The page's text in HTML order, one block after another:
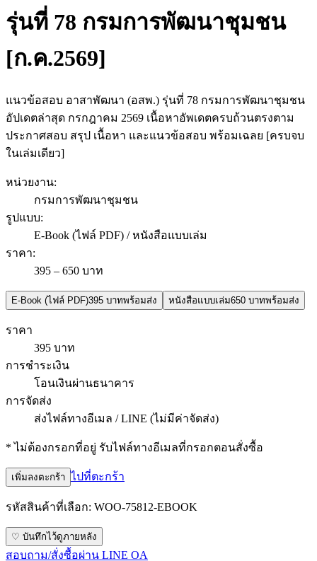
รุ่นที่ 78 กรมการพัฒนาชุมชน
[ก.ค.2569]
แนวข้อสอบ อาสาพัฒนา (อสพ.) รุ่นที่ 78 กรมการพัฒนาชุมชน
อัปเดตล่าสุด กรกฎาคม 2569 เนื้อหาอัพเดตครบถ้วนตรงตาม
ประกาศสอบ สรุป เนื้อหา และแนวข้อสอบ พร้อมเฉลย [ครบจบ
ในเล่มเดียว]
หน่วยงาน:
กรมการพัฒนาชุมชน
รูปแบบ:
E-Book (ไฟล์ PDF) / หนังสือแบบเล่ม
ราคา:
395 – 650 บาท
E-Book (ไฟล์ PDF)395 บาทพร้อมส่ง หนังสือแบบเล่ม650 บาทพร้อมส่ง
ราคา
395 บาท
การชำระเงิน
โอนเงินผ่านธนาคาร
การจัดส่ง
ส่งไฟล์ทางอีเมล / LINE (ไม่มีค่าจัดส่ง)
* ไม่ต้องกรอกที่อยู่ รับไฟล์ทางอีเมลที่กรอกตอนสั่งซื้อ
เพิ่มลงตะกร้า ไปที่ตะกร้า
รหัสสินค้าที่เลือก: WOO-75812-EBOOK
♡ บันทึกไว้ดูภายหลัง
สอบถาม/สั่งซื้อผ่าน LINE OA